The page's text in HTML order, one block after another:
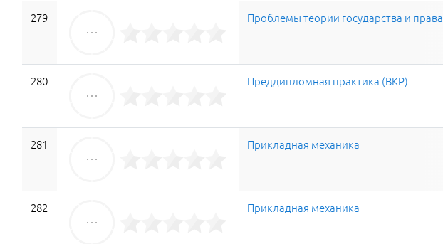
279 Проблемы теории государства и права
280 Преддипломная практика (ВКР)
281 Прикладная механика
282 Прикладная механика